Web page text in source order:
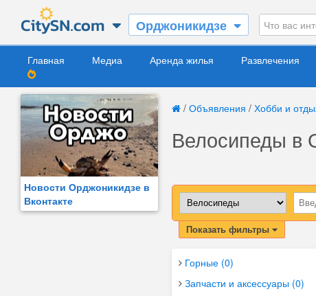
Орджоникидзе
Главная Медиа Аренда жилья Развлечения
Новости Орджоникидзе в
Вконтакте
/ Объявления / Хобби и
Велосипеды в
Показать фильтры
Горные (0)
Запчасти и аксессуары (0)